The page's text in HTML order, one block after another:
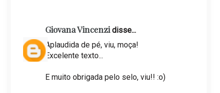
Giovana Vincenzidisse...
Aplaudida de pé, viu, moça!
Excelente texto...
E muito obrigada pelo selo, viu!! :o)